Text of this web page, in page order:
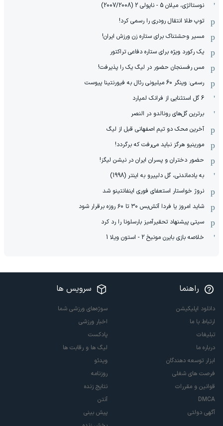
نوستالژی، میلان 5 - ناپولی 2 (2007/2008)
توپ طلا انتقال رودری را رسمی کرد!
مسیر وحشتناک برای ستاره زن ورزش ایران!
یک رکورد ویژه برای ستاره دفاعی تراکتور
مس رفسنجان حضور در لیگ یک را پذیرفت!
رسمی: وینگر 60 میلیونی رئال به فیورنتینا پیوست
6 گل استثنایی از فرانک لمپارد
برترین گل‌های رونالدو در النصر
آخرین محک دو تیم اصفهانی قبل از لیگ
مورینیو هرگز نباید می‌رفت که برگردد!
حضور دختران و پسران ایران در نیشن لیگز!
به یادماندنی، گل دلپیرو به اینتر (1998)
نروژ خواستار استعفای فوری اینفانتینو شد
شاید امروز یا فردا آتش‌بس ۳۰ تا ۶۰ روزه برقرار شود
سیتی پیشنهاد تحقیرآمیز بارسلونا را رد کرد
خلاصه بازی بایرن مونیخ 2 - استون ویلا 1
راهنما
دانلود اپلیکیشن
ارتباط با ما
تبلیغات
درباره ما
ابزار توسعه دهندگان
فرصت های شغلی
قوانین و مقررات
DMCA
آگهی دولتی
سرویس ها
سوژه‌های ورزشی شما
اخبار ورزشی
پادکست
لیگ ها و رقابت ها
ویدئو
روزنامه
نتایج زنده
آنتن
پیش بینی